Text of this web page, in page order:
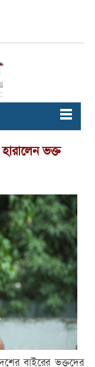
ভক্ত
বাইরের ভক্তদের